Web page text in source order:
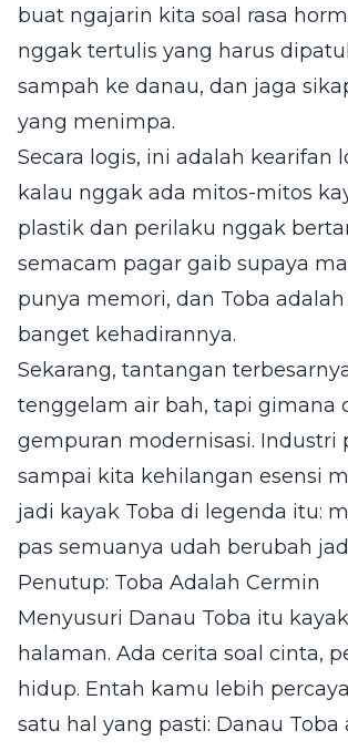
buat ngajarin kita soal rasa
nggak tertulis yang harus
sampah ke danau, dan jaga
yang menimpa.
Secara logis, ini adalah kearifan
kalau nggak ada mitos-mitos
plastik dan perilaku nggak
semacam pagar gaib supaya
punya memori, dan Toba
banget kehadirannya.
Sekarang, tantangan
tenggelam air bah, tapi gimana
gempuran modernisasi.
sampai kita kehilangan esensi
jadi kayak Toba di legenda itu:
pas semuanya udah berubah
Penutup: Toba Adalah Cermin
Menyusuri Danau Toba itu
halaman. Ada cerita soal cinta,
hidup. Entah kamu lebih
satu hal yang pasti: Danau